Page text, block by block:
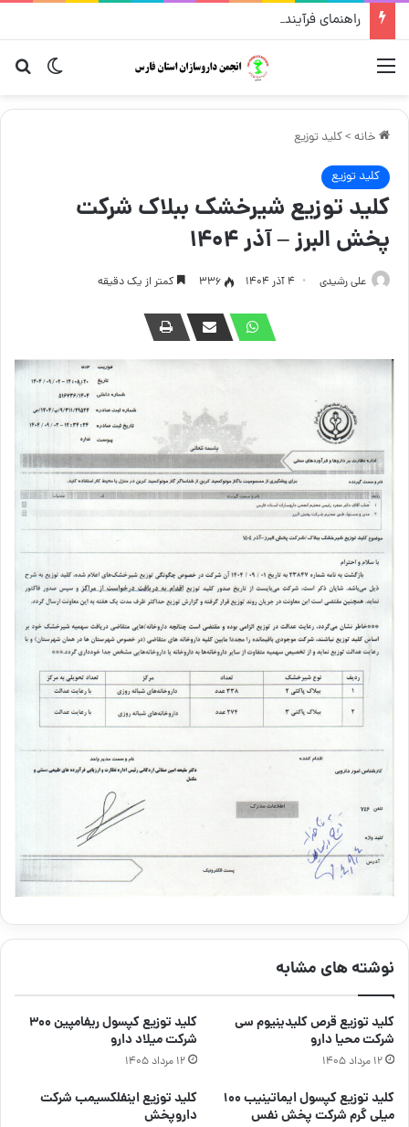
راهنمای فرآیند درخواست تغییر محل داروخانه
تغییر منو
خانه >کلید توزیع
کلید توزیع
کلید توزیع شیرخشک ببلاک شرکت
پخش البرز – آذر ۱۴۰۴
علی رشیدی ۴ آذر ۱۴۰۴ 336 کمتر از یک دقیقه
نوشته های مشابه
کلید توزیع قرص کلیدینیوم سی
شرکت محیا دارو
۱۲ مرداد ۱۴۰۵
کلید توزیع کپسول ریفامپین ۳۰۰
شرکت میلاد دارو
۱۲ مرداد ۱۴۰۵
کلید توزیع کپسول ایماتینیب ۱۰۰
میلی گرم شرکت پخش نفس
کلید توزیع اینفلکسیمب شرکت
داروپخش